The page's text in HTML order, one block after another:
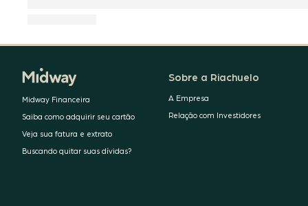
Midway Financeira
Saiba como adquirir seu cartão
Veja sua fatura e extrato
Buscando quitar suas dívidas?
Sobre a Riachuelo
A Empresa
Relação com Investidores